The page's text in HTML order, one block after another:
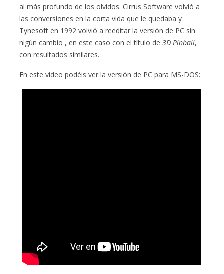
al más profundo de los olvidos. Cirrus Software volvió a
las conversiones en la corta vida que le quedaba y
Tynesoft en 1992 volvió a reeditar la versión de PC sin
nigún cambio , en este caso con el título de3D Pinball,
con resultados similares.
En este vídeo podéis ver la versión de PC para MS-DOS: